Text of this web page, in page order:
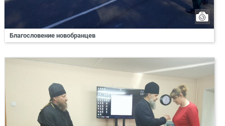
Благословение новобранцев